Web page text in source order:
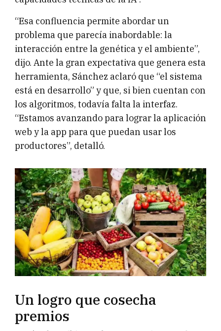
“Esa confluencia permite abordar un
problema que parecía inabordable: la
interacción entre la genética y el ambiente”,
dijo. Ante la gran expectativa que genera esta
herramienta, Sánchez aclaró que “el sistema
está en desarrollo” y que, si bien cuentan con
los algoritmos, todavía falta la interfaz.
“Estamos avanzando para lograr la aplicación
web y la app para que puedan usar los
productores”, detalló.
Un logro que cosecha
premios